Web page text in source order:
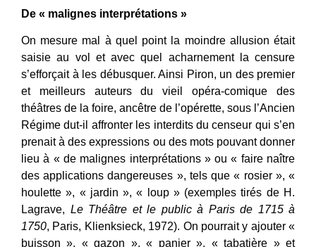
De « malignes interprétations »
On mesure mal à quel point la moindre allusion était
saisie au vol et avec quel acharnement la censure
s’efforçait à les débusquer. Ainsi Piron, un des premier
et meilleurs auteurs du vieil opéra-comique des
théâtres de la foire, ancêtre de l’opérette, sous l’Ancien
Régime dut-il affronter les interdits du censeur qui s’en
prenait à des expressions ou des mots pouvant donner
lieu à « de malignes interprétations » ou « faire naître
des applications dangereuses », tels que « rosier », «
houlette », « jardin », « loup » (exemples tirés de H.
Lagrave, Le Théâtre et le public à Paris de 1715 à
1750, Paris, Klienksieck, 1972). On pourrait y ajouter «
buisson », « gazon », « panier », « tabatière » et